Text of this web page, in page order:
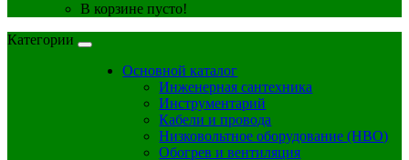
В корзине пусто!
Категории
Основной каталог
Инженерная сантехника
Инструментарий
Кабели и провода
Низковольтное оборудование (НВО)
Обогрев и вентиляция